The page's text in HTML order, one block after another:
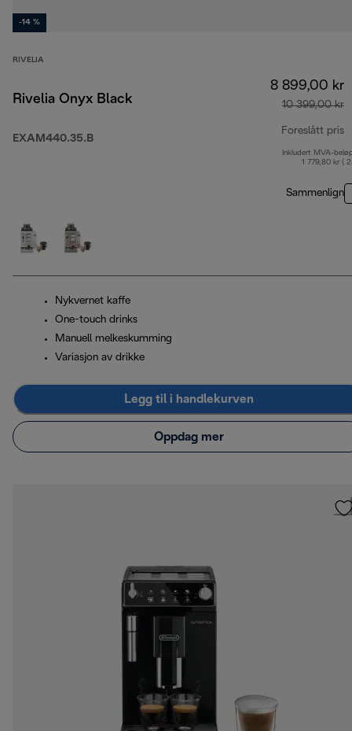
-14 %
RIVELIA
Rivelia Onyx Black
EXAM440.35.B
8 899,00 kr
10 399,00 kr
Foreslått pris
Inkludert MVA-
1 779,80 kr (
Sammenlign
Nykvernet kaffe
One-touch drinks
Manuell melkeskumming
Variasjon av drikke
Legg til i handlekurven
Oppdag mer